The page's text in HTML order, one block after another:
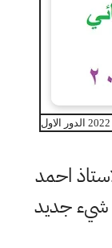
احمد
جديد